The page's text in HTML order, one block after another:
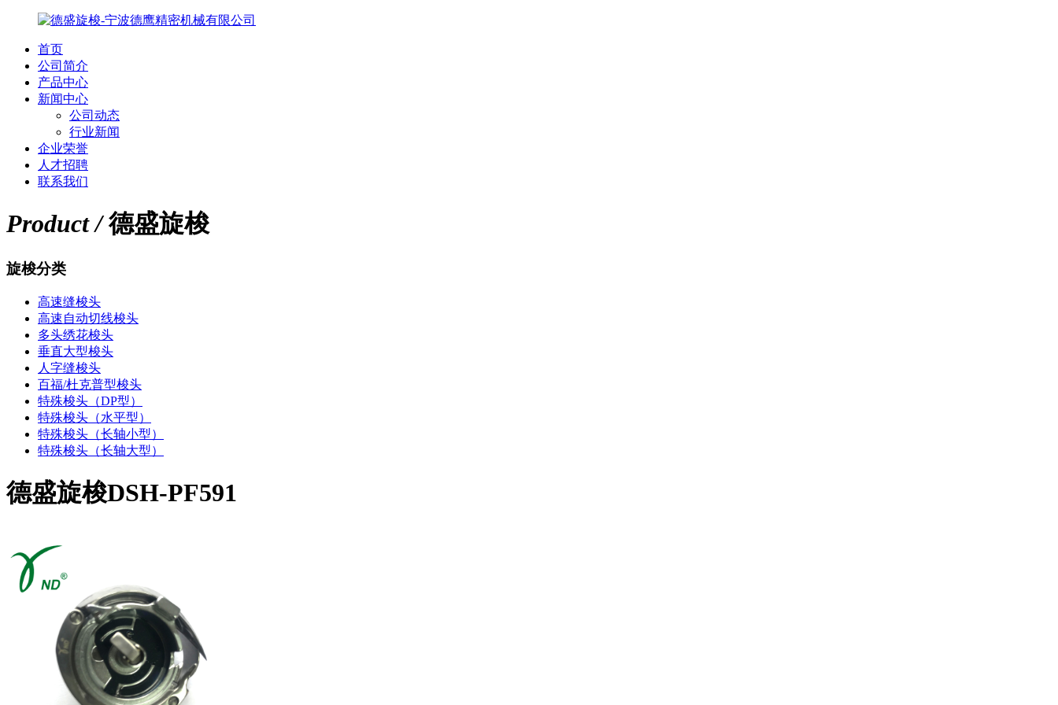
首页
公司简介
产品中心
新闻中心
公司动态
行业新闻
企业荣誉
人才招聘
联系我们
Product /德盛旋梭
旋梭分类
高速缝梭头
高速自动切线梭头
多头绣花梭头
垂直大型梭头
人字缝梭头
百福/杜克普型梭头
特殊梭头（DP型）
特殊梭头（水平型）
特殊梭头（长轴小型）
特殊梭头（长轴大型）
德盛旋梭DSH-PF591